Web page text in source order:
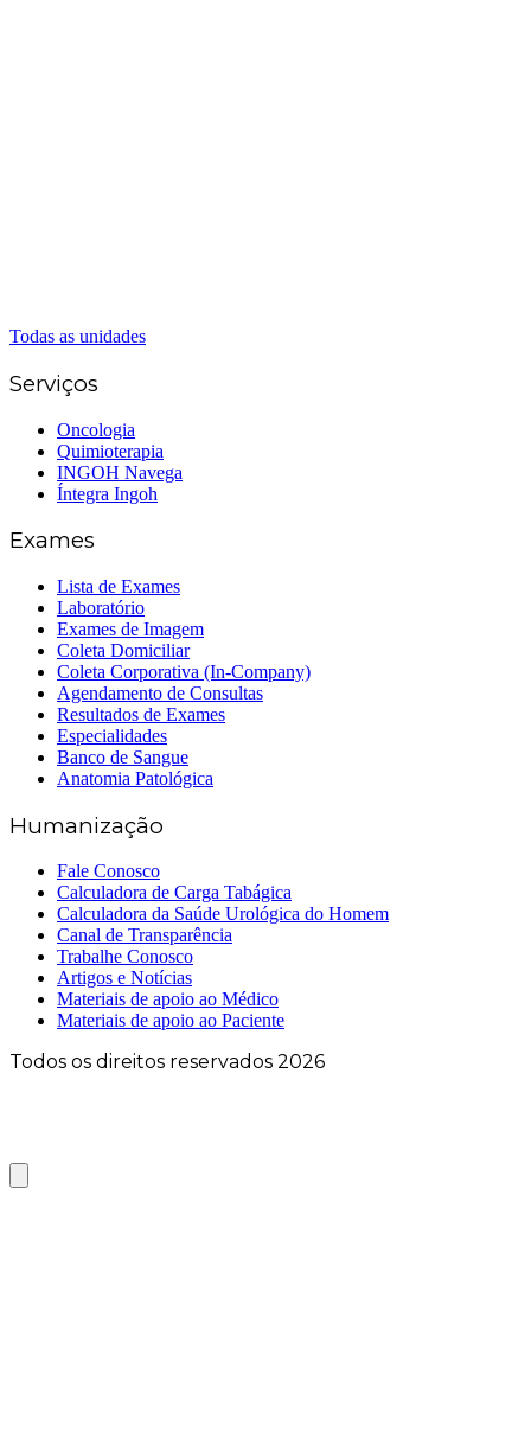
Todas as unidades
Serviços
Oncologia
Quimioterapia
INGOH Navega
Íntegra Ingoh
Exames
Lista de Exames
Laboratório
Exames de Imagem
Coleta Domiciliar
Coleta Corporativa (In-Company)
Agendamento de Consultas
Resultados de Exames
Especialidades
Banco de Sangue
Anatomia Patológica
Humanização
Fale Conosco
Calculadora de Carga Tabágica
Calculadora da Saúde Urológica do Homem
Canal de Transparência
Trabalhe Conosco
Artigos e Notícias
Materiais de apoio ao Médico
Materiais de apoio ao Paciente
Todos os direitos reservados 2026